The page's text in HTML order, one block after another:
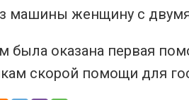
машины женщину с двумя
была оказана первая
скорой помощи для